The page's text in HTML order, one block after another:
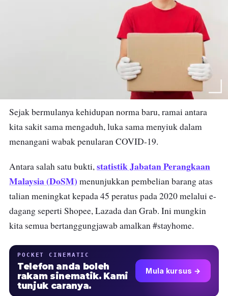
Sejak bermulanya kehidupan norma baru, ramai antara
kita sakit sama mengaduh, luka sama menyiuk dalam
menangani wabak penularan COVID-19.
Antara salah satu bukti,statistik Jabatan Perangkaan
Malaysia (DoSM) menunjukkanpembelian barang atas
talian meningkat kepada 45 peratus pada 2020melalui e-
dagang seperti Shopee, Lazada dan Grab. Ini mungkin
kita semua bertanggungjawabamalkan #stayhome.
POCKET CINEMATIC
Telefon anda boleh
rakam sinematik. Kami
tunjuk caranya.
Mula kursus →